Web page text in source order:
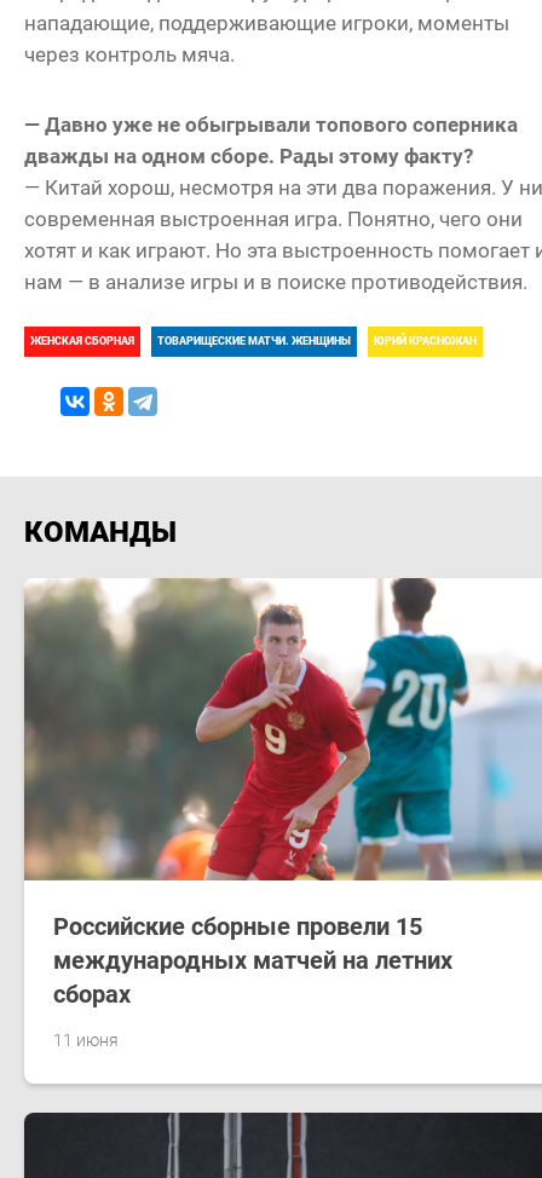
нападающие, поддерживающие игроки, моменты
через контроль мяча.
— Давно уже не обыгрывали топового соперника
дважды на одном сборе. Рады этому факту?
— Китай хорош, несмотря на эти два поражения. У
современная выстроенная игра. Понятно, чего они
хотят и как играют. Но эта выстроенность помогает
нам — в анализе игры и в поиске противодействия.
ЖЕНСКАЯ СБОРНАЯ ТОВАРИЩЕСКИЕ МАТЧИ. ЖЕНЩИНЫ ЮРИЙ КРАСНОЖАН
КОМАНДЫ
11 июня
Российские сборные провели 15
международных матчей на летних
сборах